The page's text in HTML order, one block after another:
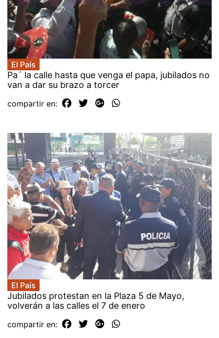
El País
Pa´ la calle hasta que venga el papa, jubilados no
van a dar su brazo a torcer
compartir en:
El País
Jubilados protestan en la Plaza 5 de Mayo,
volverán a las calles el 7 de enero
compartir en: